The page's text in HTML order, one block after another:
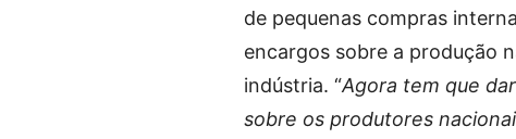
de pequenas compras
encargos sobre a produção
indústria. “Agora tem que
sobre os produtores